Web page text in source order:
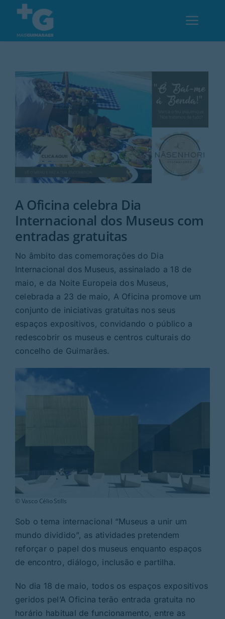
content
Desporto
Rubricas
Jornal
Revista
Search
For:
A Oficina celebra Dia
Internacional dos Museus com
entradas gratuitas
No âmbito das comemorações do Dia
Internacional dos Museus, assinalado a 18 de
maio, e da Noite Europeia dos Museus,
celebrada a 23 de maio, A Oficina promove um
conjunto de iniciativas gratuitas nos seus
espaços expositivos, convidando o público a
redescobrir os museus e centros culturais do
concelho de Guimarães.
© Vasco Célio Stills
Sob o tema internacional “Museus a unir um
mundo dividido”, as atividades pretendem
reforçar o papel dos museus enquanto espaços
de encontro, diálogo, inclusão e partilha.
No dia 18 de maio, todos os espaços expositivos
geridos pel’A Oficina terão entrada gratuita no
horário habitual de funcionamento, entre as